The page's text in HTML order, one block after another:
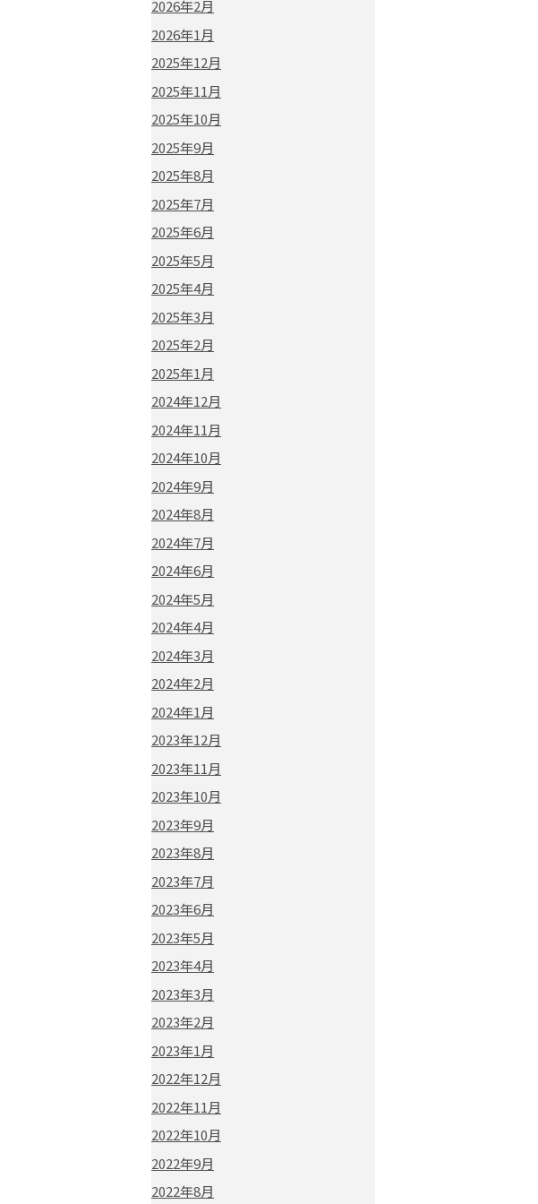
2026年2月
2026年1月
2025年12月
2025年11月
2025年10月
2025年9月
2025年8月
2025年7月
2025年6月
2025年5月
2025年4月
2025年3月
2025年2月
2025年1月
2024年12月
2024年11月
2024年10月
2024年9月
2024年8月
2024年7月
2024年6月
2024年5月
2024年4月
2024年3月
2024年2月
2024年1月
2023年12月
2023年11月
2023年10月
2023年9月
2023年8月
2023年7月
2023年6月
2023年5月
2023年4月
2023年3月
2023年2月
2023年1月
2022年12月
2022年11月
2022年10月
2022年9月
2022年8月